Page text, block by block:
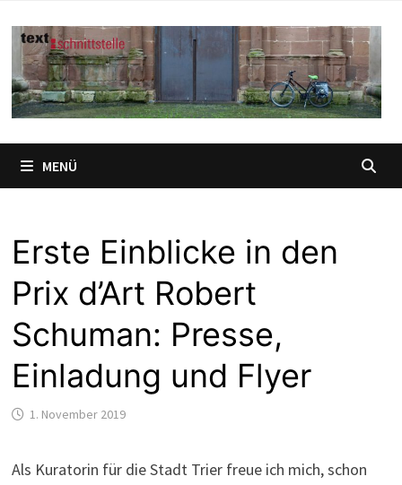
Inhalt
springen
MENÜ
Erste Einblicke in den
Prix d’Art Robert
Schuman: Presse,
Einladung und Flyer
1. November 2019
Als Kuratorin für die Stadt Trier freue ich mich, schon